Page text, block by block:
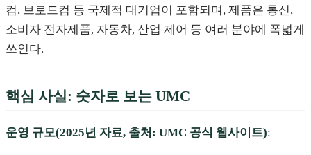
컴, 브로드컴 등 국제적 대기업이 포함되며, 제품은 통신,
소비자 전자제품, 자동차, 산업 제어 등 여러 분야에 폭넓게
쓰인다.
핵심 사실: 숫자로 보는 UMC
운영 규모(2025년 자료, 출처: UMC 공식 웹사이트):